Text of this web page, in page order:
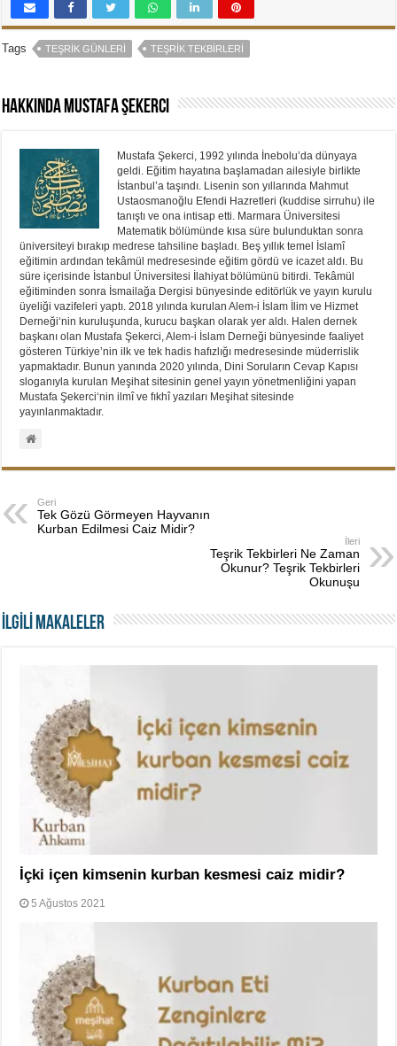
Tags TEŞRIK GÜNLERI TEŞRIK TEKBIRLERI
Hakkında Mustafa Şekerci
Mustafa Şekerci, 1992 yılında İnebolu’da dünyaya
geldi. Eğitim hayatına başlamadan ailesiyle birlikte
İstanbul’a taşındı. Lisenin son yıllarında Mahmut
Ustaosmanoğlu Efendi Hazretleri (kuddise sirruhu) ile
tanıştı ve ona intisap etti. Marmara Üniversitesi
Matematik bölümünde kısa süre bulunduktan sonra
üniversiteyi bırakıp medrese tahsiline başladı. Beş yıllık temel İslamî
eğitimin ardından tekâmül medresesinde eğitim gördü ve icazet aldı. Bu
süre içerisinde İstanbul Üniversitesi İlahiyat bölümünü bitirdi. Tekâmül
eğitiminden sonra İsmailağa Dergisi bünyesinde editörlük ve yayın kurulu
üyeliği vazifeleri yaptı. 2018 yılında kurulan Alem-i İslam İlim ve Hizmet
Derneği‘nin kuruluşunda, kurucu başkan olarak yer aldı. Halen dernek
başkanı olan Mustafa Şekerci, Alem-i İslam Derneği bünyesinde faaliyet
gösteren Türkiye’nin ilk ve tek hadis hafızlığı medresesinde müderrislik
yapmaktadır. Bunun yanında 2020 yılında, Dini Soruların Cevap Kapısı
sloganıyla kurulan Meşihat sitesinin genel yayın yönetmenliğini yapan
Mustafa Şekerci‘nin ilmî ve fıkhî yazıları Meşihat sitesinde
yayınlanmaktadır.
Geri
Tek Gözü Görmeyen Hayvanın
Kurban Edilmesi Caiz Midir?
İleri
Teşrik Tekbirleri Ne Zaman
Okunur? Teşrik Tekbirleri
Okunuşu
İLGİLİ MAKALELER
İçki içen kimsenin kurban kesmesi caiz midir?
5 Ağustos 2021